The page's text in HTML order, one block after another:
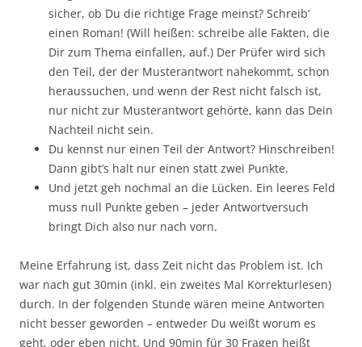
sicher, ob Du die richtige Frage meinst? Schreib‘
einen Roman! (Will heißen: schreibe alle Fakten, die
Dir zum Thema einfallen, auf.) Der Prüfer wird sich
den Teil, der der Musterantwort nahekommt, schon
heraussuchen, und wenn der Rest nicht falsch ist,
nur nicht zur Musterantwort gehörte, kann das Dein
Nachteil nicht sein.
Du kennst nur einen Teil der Antwort? Hinschreiben!
Dann gibt’s halt nur einen statt zwei Punkte.
Und jetzt geh nochmal an die Lücken. Ein leeres Feld
muss null Punkte geben – jeder Antwortversuch
bringt Dich also nur nach vorn.
Meine Erfahrung ist, dass Zeit nicht das Problem ist. Ich
war nach gut 30min (inkl. ein zweites Mal Korrekturlesen)
durch. In der folgenden Stunde wären meine Antworten
nicht besser geworden – entweder Du weißt worum es
geht, oder eben nicht. Und 90min für 30 Fragen heißt